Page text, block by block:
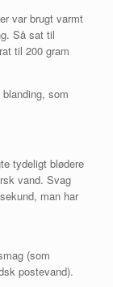
var brugt varmt
Så sat til
til 200 gram
som
tydeligt blødere
vand. Svag
man har
(som
postevand).